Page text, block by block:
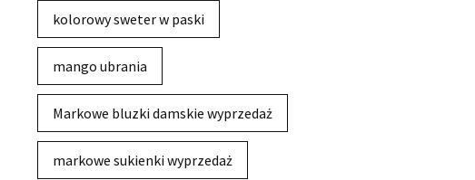
kolorowy sweter w paski
mango ubrania
Markowe bluzki damskie wyprzedaż
markowe sukienki wyprzedaż